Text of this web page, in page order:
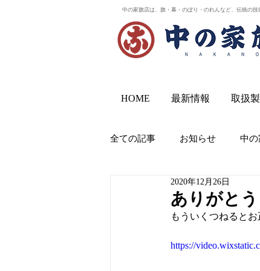
中の家旗店は、旗・幕・のぼり・のれんなど、伝統の
HOME 最新情報 取扱
全ての記事 お知らせ 中の
ありがと
2020年12月26日
もういくつねるとお
https://